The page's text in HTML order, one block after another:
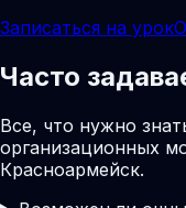
Записаться на урок
Часто
Все, что нужно
организационных
Красноармейск.